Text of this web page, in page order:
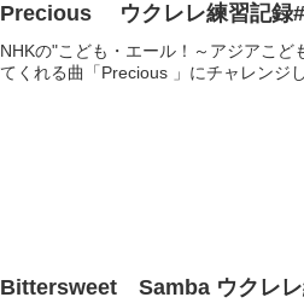
Precious ウクレレ練習記録
NHKの"こども・エール！～アジアこ
てくれる曲「Precious 」にチャレンジ
Bittersweet